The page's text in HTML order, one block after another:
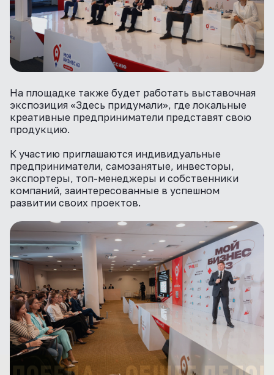
На площадке также будет работать выставочная
экспозиция «Здесь придумали», где локальные
креативные предприниматели представят свою
продукцию.
К участию приглашаются индивидуальные
предприниматели, самозанятые, инвесторы,
экспортеры, топ-менеджеры и собственники
компаний, заинтересованные в успешном
развитии своих проектов.